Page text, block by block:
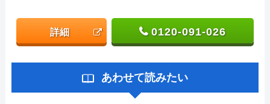
詳細 0120-091-026
あわせて読みたい